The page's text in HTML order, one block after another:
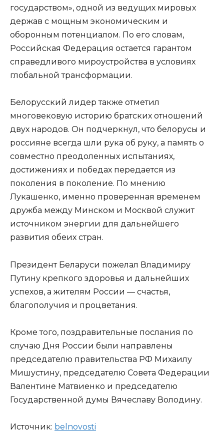
государством», одной из ведущих мировых
держав с мощным экономическим и
оборонным потенциалом. По его словам,
Российская Федерация остается гарантом
справедливого мироустройства в условиях
глобальной трансформации.
Белорусский лидер также отметил
многовековую историю братских отношений
двух народов. Он подчеркнул, что белорусы и
россияне всегда шли рука об руку, а память о
совместно преодоленных испытаниях,
достижениях и победах передается из
поколения в поколение. По мнению
Лукашенко, именно проверенная временем
дружба между Минском и Москвой служит
источником энергии для дальнейшего
развития обеих стран.
Президент Беларуси пожелал Владимиру
Путину крепкого здоровья и дальнейших
успехов, а жителям России — счастья,
благополучия и процветания.
Кроме того, поздравительные послания по
случаю Дня России были направлены
председателю правительства РФ Михаилу
Мишустину, председателю Совета Федерации
Валентине Матвиенко и председателю
Государственной думы Вячеславу Володину.
Источник: bel­novosti